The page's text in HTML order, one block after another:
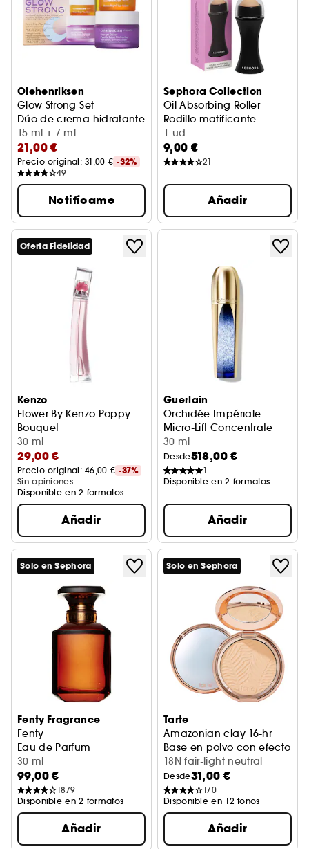
Olehenriksen
Glow Strong Set
Dúo de crema hidratante y contorno de ojos
15 ml + 7 ml
21,00 €
Precio original: 31,00 € -32%
49
Notifícame
Sephora Collection
Oil Absorbing Roller
Rodillo matificante
1 ud
9,00 €
21
Añadir
Oferta Fidelidad
Kenzo
Flower By Kenzo Poppy
Bouquet
Eau de Toilette
30 ml
29,00 €
Precio original: 46,00 € -37%
Sin opiniones
Disponible en 2 formatos
Añadir
Guerlain
Orchidée Impériale
Micro-Lift Concentrate
30 ml
Desde518,00 €
1
Disponible en 2 formatos
Añadir
Solo en Sephora
Fenty Fragrance
Fenty
Eau de Parfum
30 ml
99,00 €
1879
Disponible en 2 formatos
Añadir
Solo en Sephora
Tarte
Amazonian clay 16-hr
Base en polvo con efecto
18N fair-light neutral
Desde31,00 €
170
Disponible en 12 tonos
Añadir